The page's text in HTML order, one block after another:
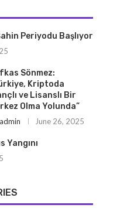
Periyodu Başlıyor
Sönmez:
Kriptoda
ve Lisanslı Bir
Olma Yolunda”
admin June 26, 2025
Yangını